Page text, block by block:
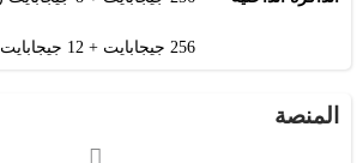
256 جيجابايت + 12 جيجابايت رام
المنصة